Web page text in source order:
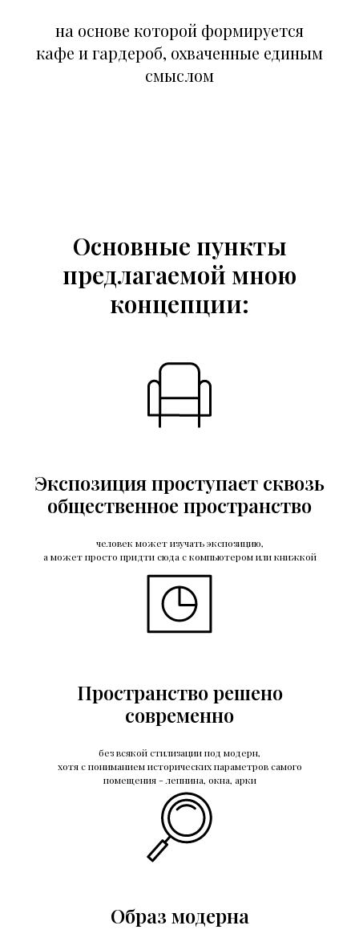
на основе которой формируется
кафе и гардероб, охваченные единым
смыслом
Основные пункты
предлагаемой мною
концепции:
Экспозиция проступает сквозь
общественное пространство
человек может изучать экспозицию,
а может просто придти сюда с компьютером или книжкой
Пространство решено
современно
без всякой стилизации под модерн,
хотя с пониманием исторических параметров самого
помещения - лепнина, окна, арки
Образ модерна